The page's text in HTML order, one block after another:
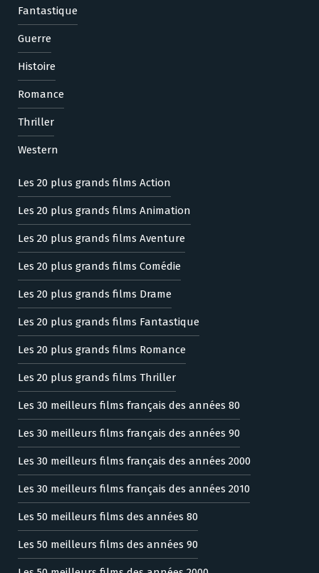
Fantastique
Guerre
Histoire
Romance
Thriller
Western
Les 20 plus grands films Action
Les 20 plus grands films Animation
Les 20 plus grands films Aventure
Les 20 plus grands films Comédie
Les 20 plus grands films Drame
Les 20 plus grands films Fantastique
Les 20 plus grands films Romance
Les 20 plus grands films Thriller
Les 30 meilleurs films français des années 80
Les 30 meilleurs films français des années 90
Les 30 meilleurs films français des années 2000
Les 30 meilleurs films français des années 2010
Les 50 meilleurs films des années 80
Les 50 meilleurs films des années 90